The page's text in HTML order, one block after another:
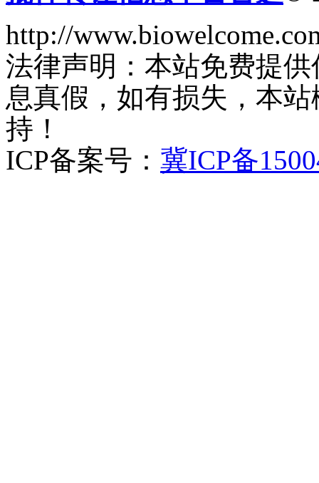
http://
法律声明：本站免费提
息真假，如有损失，本
持！
ICP备案号： 冀ICP备